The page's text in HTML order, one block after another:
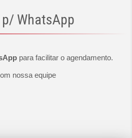
p/ WhatsApp
para facilitar o agendamento.
nossa equipe